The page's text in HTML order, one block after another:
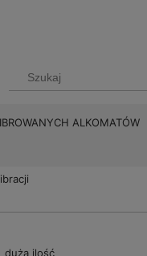
ALKOMATÓW
duża ilość